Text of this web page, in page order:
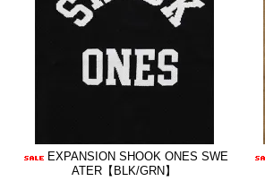
EXPANSION SHOOK ONES SWE
ATER【BLK/GRN】